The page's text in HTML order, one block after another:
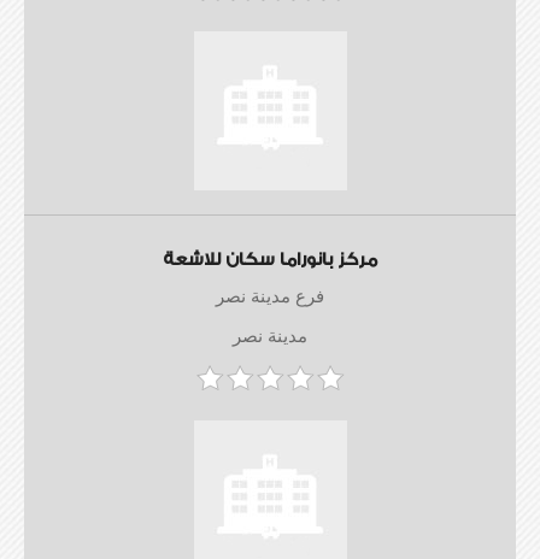
مركز بانوراما سكان للاشعة
فرع مدينة نصر
مدينة نصر